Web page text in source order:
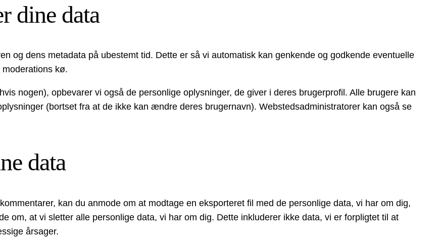
dine data
og dens metadata på ubestemt tid. Dette er så vi automatisk kan genkende og godkende eventuelle
kø.
nogen), opbevarer vi også de personlige oplysninger, de giver i deres brugerprofil. Alle brugere kan
(bortset fra at de ikke kan ændre deres brugernavn). Webstedsadministratorer kan også se
data
kan du anmode om at modtage en eksporteret fil med de personlige data, vi har om dig,
om, at vi sletter alle personlige data, vi har om dig. Dette inkluderer ikke data, vi er forpligtet til at
årsager.